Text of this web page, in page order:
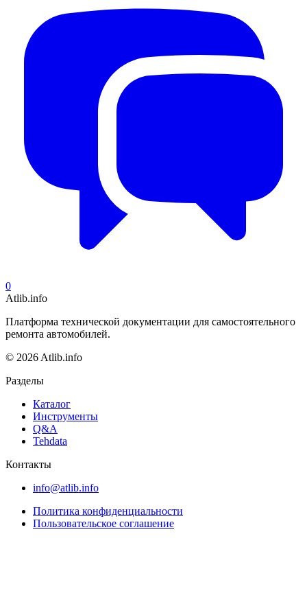
0
Atlib.info
Платформа технической документации для самостоятельного
ремонта автомобилей.
© 2026 Atlib.info
Разделы
Каталог
Инструменты
Q&A
Tehdata
Контакты
info@atlib.info
Политика конфиденциальности
Пользовательское соглашение